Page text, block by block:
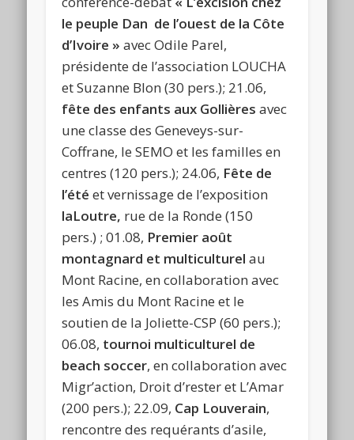
le peuple Dan de l’ouest de la Côte
d’Ivoire » avec Odile Parel,
présidente de l’association LOUCHA
et Suzanne Blon (30 pers.); 21.06,
fête des enfants aux Gollières avec
une classe des Geneveys-sur-
Coffrane, le SEMO et les familles en
centres (120 pers.); 24.06, Fête de
l’été et vernissage de l’exposition
laLoutre, rue de la Ronde (150
pers.) ; 01.08, Premier août
montagnard et multiculturel au
Mont Racine, en collaboration avec
les Amis du Mont Racine et le
soutien de la Joliette-CSP (60 pers.);
06.08, tournoi multiculturel de
beach soccer, en collaboration avec
Migr’action, Droit d’rester et L’Amar
(200 pers.); 22.09, Cap Louverain,
rencontre des requérants d’asile,